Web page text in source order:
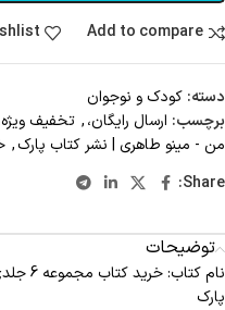
Add to compare
دسته: کودک و نوجوان
برچسب: ارسال رایگان،, تخفیف
من - مینو طاهری | نشر کتاب پارک,
Share:
توضیحات
نام
پارک